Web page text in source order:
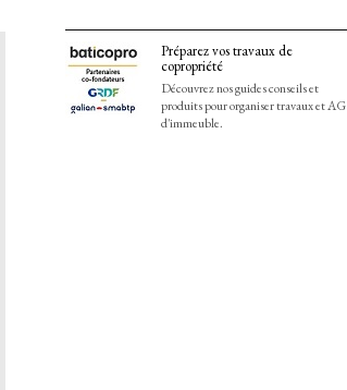
Préparez vos travaux de
copropriété
Découvrez nos guides conseils et
produits pour organiser travaux et AG
d'immeuble.